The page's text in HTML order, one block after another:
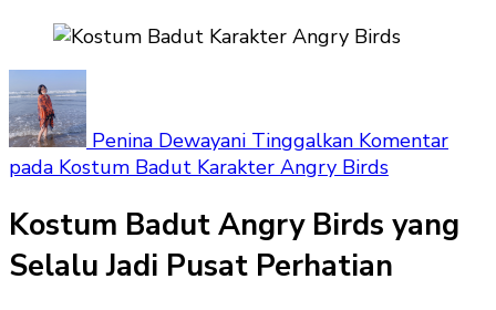
Penina Dewayani Tinggalkan Komentar
pada Kostum Badut Karakter Angry Birds
Kostum Badut Angry Birds yang
Selalu Jadi Pusat Perhatian